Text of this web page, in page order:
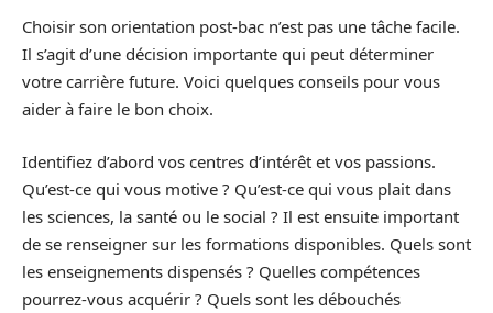
Choisir son orientation post-bac n’est pas une tâche facile.
Il s’agit d’une décision importante qui peut déterminer
votre carrière future. Voici quelques conseils pour vous
aider à faire le bon choix.
Identifiez d’abord vos centres d’intérêt et vos passions.
Qu’est-ce qui vous motive ? Qu’est-ce qui vous plait dans
les sciences, la santé ou le social ? Il est ensuite important
de se renseigner sur les formations disponibles. Quels sont
les enseignements dispensés ? Quelles compétences
pourrez-vous acquérir ? Quels sont les débouchés